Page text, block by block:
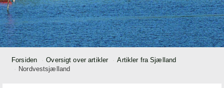
Forsiden Oversigt over artikler
Artikler fra Sjælland
Nordvestsjælland